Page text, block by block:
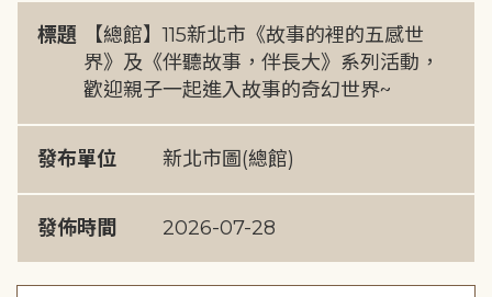
標題
【總館】115新北市《故事的裡的五感世
界》及《伴聽故事，伴長大》系列活動，
歡迎親子一起進入故事的奇幻世界~
發布單位 新北市圖(總館)
發佈時間 2026-07-28